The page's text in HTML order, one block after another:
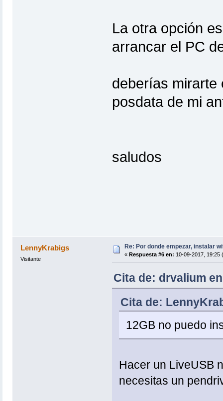
La otra opción
arrancar el PC
deberías mirarte
posdata de mi
saludos
LennyKrabigs
Visitante
Re: Por donde empezar, instalar
« Respuesta #6 en: 10-09-2017, 19:25
Cita de: drvalium
Cita de:
12GB no puedo
Hacer un LiveUSB
necesitas un